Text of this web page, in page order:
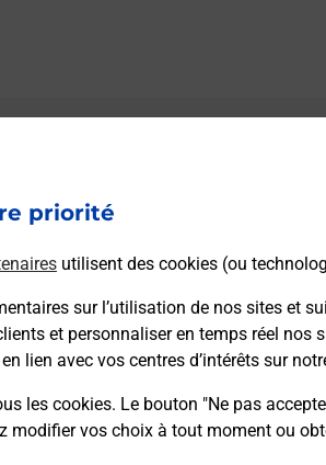
priorité
utilisent des cookies (ou
sur l’utilisation de nos sites et
et personnaliser en temps réel
lien avec vos centres d’intérêts sur
les cookies. Le bouton "Ne pas
modifier vos choix à tout moment ou